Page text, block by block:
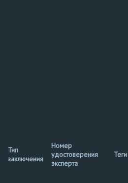
Тип
заключения
Номер
удостоверения
эксперта
Теги